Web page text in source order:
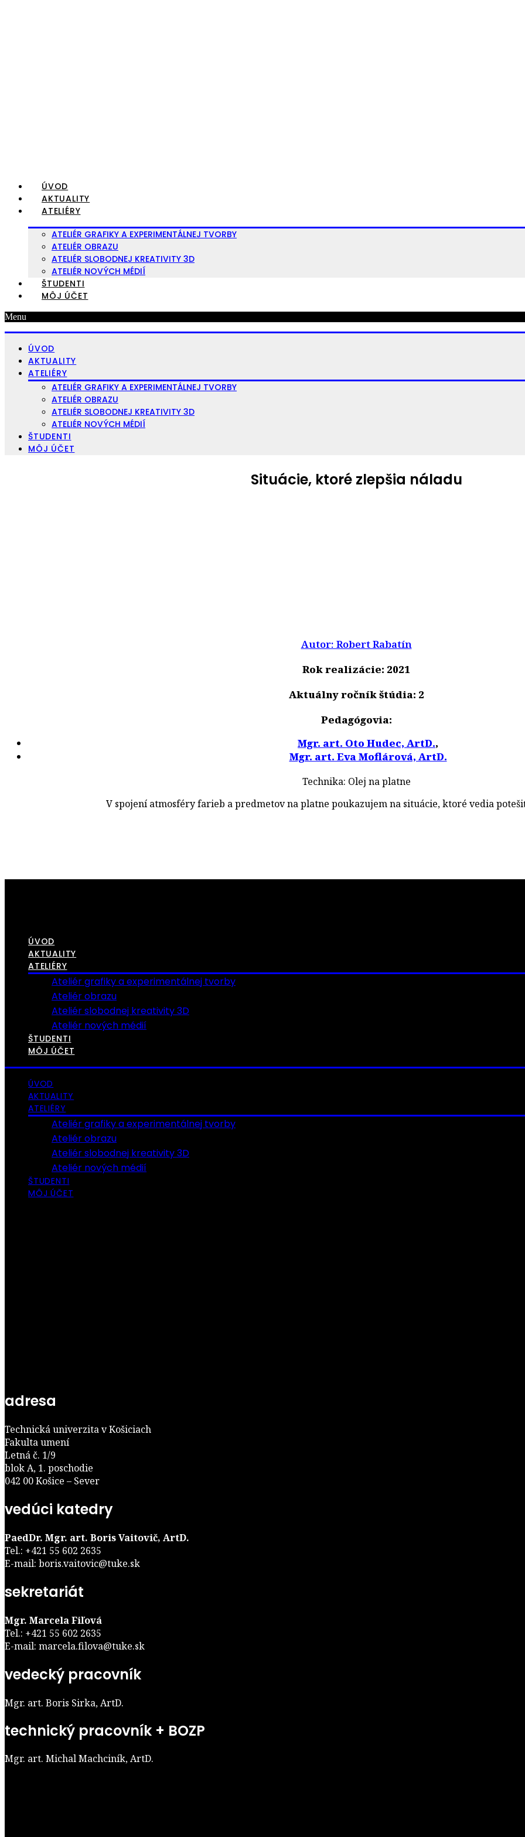
ÚVOD
AKTUALITY
ATELIÉRY
ATELIÉR GRAFIKY A EXPERIMENTÁLNEJ TVORBY
ATELIÉR OBRAZU
ATELIÉR SLOBODNEJ KREATIVITY 3D
ATELIÉR NOVÝCH MÉDIÍ
ŠTUDENTI
MÔJ ÚČET
Menu
ÚVOD
AKTUALITY
ATELIÉRY
ATELIÉR GRAFIKY A EXPERIMENTÁLNEJ TVORBY
ATELIÉR OBRAZU
ATELIÉR SLOBODNEJ KREATIVITY 3D
ATELIÉR NOVÝCH MÉDIÍ
ŠTUDENTI
MÔJ ÚČET
Situácie, ktoré zlepšia náladu
Autor: Robert Rabatín
Rok realizácie: 2021
Aktuálny ročník štúdia: 2
Pedagógovia:
Mgr. art. Oto Hudec, ArtD.,
Mgr. art. Eva Moflárová, ArtD.
Technika: Olej na platne
V spojení atmosféry farieb a predmetov na platne poukazujem na situácie, ktoré vedia
ÚVOD
AKTUALITY
ATELIÉRY
Ateliér grafiky a experimentálnej tvorby
Ateliér obrazu
Ateliér slobodnej kreativity 3D
Ateliér nových médií
ŠTUDENTI
MÔJ ÚČET
ÚVOD
AKTUALITY
ATELIÉRY
Ateliér grafiky a experimentálnej tvorby
Ateliér obrazu
Ateliér slobodnej kreativity 3D
Ateliér nových médií
ŠTUDENTI
MÔJ ÚČET
adresa
Technická univerzita v Košiciach
Fakulta umení
Letná č. 1/9
blok A, 1. poschodie
042 00 Košice – Sever
vedúci katedry
PaedDr. Mgr. art. Boris Vaitovič, ArtD.
Tel.: +421 55 602 2635
E-mail: boris.vaitovic@tuke.sk
sekretariát
Mgr. Marcela Fiľová
Tel.: +421 55 602 2635
E-mail: marcela.filova@tuke.sk
vedecký pracovník
Mgr. art. Boris Sirka, ArtD.
technický pracovník + BOZP
Mgr. art. Michal Machciník, ArtD.